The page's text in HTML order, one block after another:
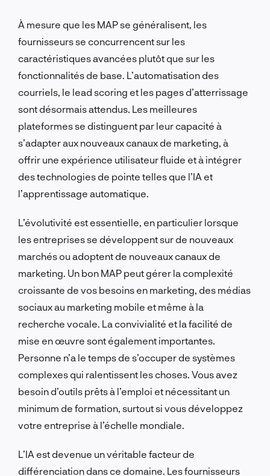
À mesure que les MAP se généralisent, les
fournisseurs se concurrencent sur les
caractéristiques avancées plutôt que sur les
fonctionnalités de base. L’automatisation des
courriels, le lead scoring et les pages d’atterrissage
sont désormais attendus. Les meilleures
plateformes se distinguent par leur capacité à
s’adapter aux nouveaux canaux de marketing, à
offrir une expérience utilisateur fluide et à intégrer
des technologies de pointe telles que l’IA et
l’apprentissage automatique.
L’évolutivité est essentielle, en particulier lorsque
les entreprises se développent sur de nouveaux
marchés ou adoptent de nouveaux canaux de
marketing. Un bon MAP peut gérer la complexité
croissante de vos besoins en marketing, des médias
sociaux au marketing mobile et même à la
recherche vocale. La convivialité et la facilité de
mise en œuvre sont également importantes.
Personne n’a le temps de s’occuper de systèmes
complexes qui ralentissent les choses. Vous avez
besoin d’outils prêts à l’emploi et nécessitant un
minimum de formation, surtout si vous développez
votre entreprise à l’échelle mondiale.
L’IA est devenue un véritable facteur de
différenciation dans ce domaine. Les fournisseurs